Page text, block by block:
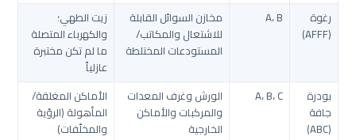
رغوة
(AFFF)
A، B
مخازن السوائل القابلة
للاشتعال والمكاتب/
المستودعات المختلطة
زيت الطهي؛
والكهرباء المتصلة
ما لم تكن مختبرة
عازلياً
بودرة
جافة
(ABC)
A، B، C
الورش وغرف المعدات
والمركبات والأماكن
الخارجية
الأماكن المغلقة/
المأهولة (الرؤية
والمخلّفات)